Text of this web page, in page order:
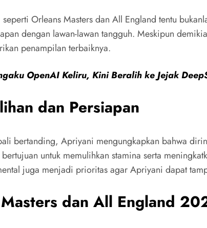
Orleans Masters dan All England tentu
dengan lawan-lawan tangguh. Meskipun
penampilan terbaiknya.
OpenAI Keliru, Kini Beralih ke Jejak
dan Persiapan
bertanding, Apriyani mengungkapkan bahwa
untuk memulihkan stamina serta
juga menjadi prioritas agar Apriyani dapat
dan All England